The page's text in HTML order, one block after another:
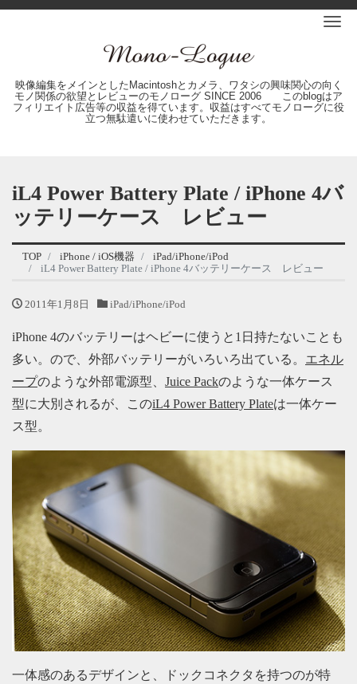
映像編集をメインとしたMacintoshとカメラ、ワタシの興味関心の向く
モノ関係の欲望とレビューのモノローグ SINCE 2006 このblogはア
フィリエイト広告等の収益を得ています。収益はすべてモノローグに役
立つ無駄遣いに使わせていただきます。
iL4 Power Battery Plate / iPhone 4バ
ッテリーケース レビュー
TOP iPhone / iOS機器
iPad/iPhone/iPod
iL4 Power Battery Plate / iPhone 4バッテリーケース レビュー
2011年1月8日 iPad/iPhone/iPod
iPhone 4のバッテリーはヘビーに使うと1日持たないことも
多い。ので、外部バッテリーがいろいろ出ている。 エネル
ープのような外部電源型、 Juice Packのような一体ケース
型に大別されるが、このiL4 Power Battery Plateは一体ケー
ス型。
一体感のあるデザインと、ドックコネクタを持つのが特